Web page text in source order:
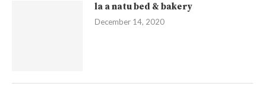
la a natu bed & bakery
December 14, 2020